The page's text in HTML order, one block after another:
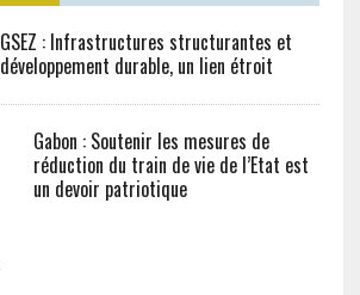
GSEZ : Infrastructures structurantes et
développement durable, un lien étroit
Gabon : Soutenir les mesures de
réduction du train de vie de l’Etat est
un devoir patriotique